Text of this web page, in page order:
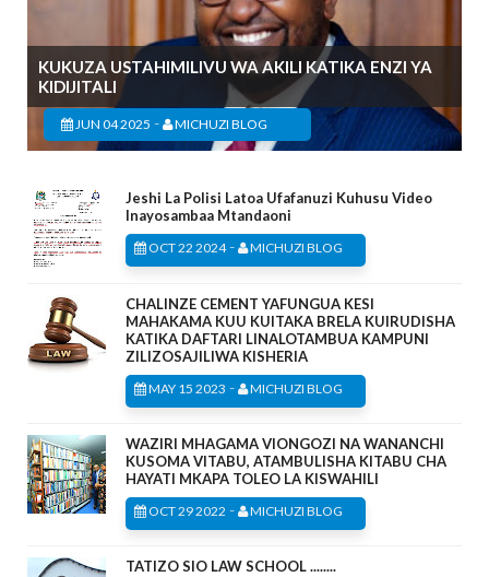
KUKUZA USTAHIMILIVU WA AKILI KATIKA ENZI YA
KIDIJITALI
JUN 04 2025 - MICHUZI BLOG
Jeshi La Polisi Latoa Ufafanuzi Kuhusu Video
Inayosambaa Mtandaoni
OCT 22 2024- MICHUZI BLOG
CHALINZE CEMENT YAFUNGUA KESI
MAHAKAMA KUU KUITAKA BRELA KUIRUDISHA
KATIKA DAFTARI LINALOTAMBUA KAMPUNI
ZILIZOSAJILIWA KISHERIA
MAY 15 2023 - MICHUZI BLOG
WAZIRI MHAGAMA VIONGOZI NA WANANCHI
KUSOMA VITABU, ATAMBULISHA KITABU CHA
HAYATI MKAPA TOLEO LA KISWAHILI
OCT 29 2022 - MICHUZI BLOG
TATIZO SIO LAW SCHOOL ........